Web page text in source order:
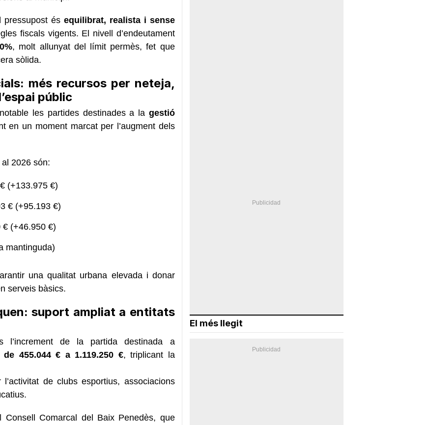
pressupost és equilibrat, realista i sense
fiscals vigents. El nivell d’endeutament
, molt allunyat del límit permès, fet que
sòlida.
més recursos per neteja,
públic
les partides destinades a lagestió
en un moment marcat per l’augment dels
2026 són:
(+133.975 €)
€ (+95.193 €)
€ (+46.950 €)
mantinguda)
una qualitat urbana elevada i donar
serveis bàsics.
suport ampliat a entitats
l’increment de la partida destinada a
de 455.044 € a 1.119.250 €, triplicant la
de clubs esportius, associacions
Consell Comarcal del Baix Penedès, que
El més llegit